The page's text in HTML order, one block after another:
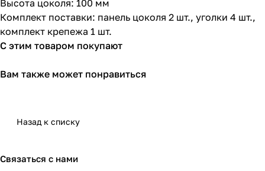
Высота цоколя: 100 мм
Комплект поставки: панель цоколя 2 шт., уголки 4 шт.,
комплект крепежа 1 шт.
С этим товаром покупают
Вам также может понравиться
Назад к списку
Связаться с нами